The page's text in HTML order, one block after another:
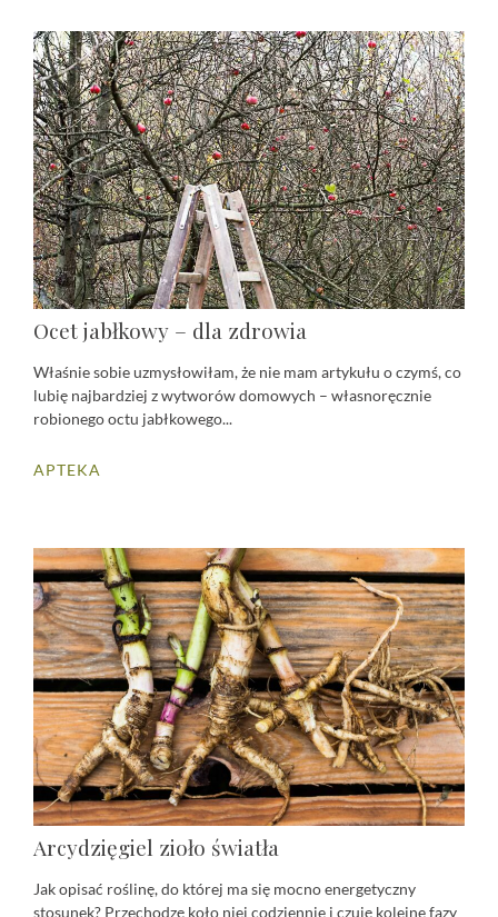
Ocet jabłkowy – dla zdrowia
Właśnie sobie uzmysłowiłam, że nie mam artykułu o czymś, co
lubię najbardziej z wytworów domowych – własnoręcznie
robionego octu jabłkowego...
APTEKA
Arcydzięgiel zioło światła
Jak opisać roślinę, do której ma się mocno energetyczny
stosunek? Przechodzę koło niej codziennie i czuję kolejne fazy